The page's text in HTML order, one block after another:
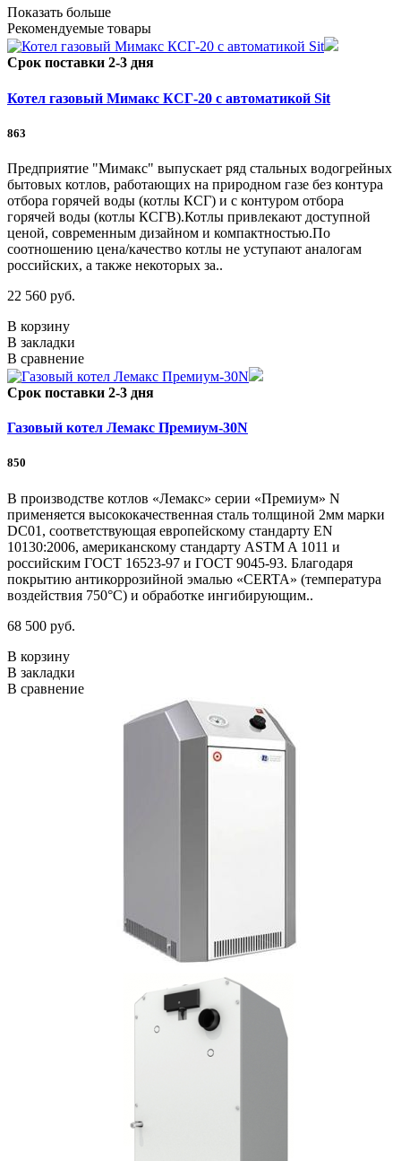
Показать больше
Рекомендуемые товары
Срок поставки 2-3 дня
Котел газовый Мимакс КСГ-20 с автоматикой Sit
863
Предприятие "Мимакс" выпускает ряд стальных водогрейных
бытовых котлов, работающих на природном газе без контура
отбора горячей воды (котлы КСГ) и с контуром отбора
горячей воды (котлы КСГВ).Котлы привлекают доступной
ценой, современным дизайном и компактностью.По
соотношению цена/качество котлы не уступают аналогам
российских, а также некоторых за..
22 560 руб.
В корзину
В закладки
В сравнение
Срок поставки 2-3 дня
Газовый котел Лемакс Премиум-30N
850
В производстве котлов «Лемакс» серии «Премиум» N
применяется высококачественная сталь толщиной 2мм марки
DC01, соответствующая европейскому стандарту EN
10130:2006, американскому стандарту ASTM A 1011 и
российским ГОСТ 16523-97 и ГОСТ 9045-93. Благодаря
покрытию антикоррозийной эмалью «CERTA» (температура
воздействия 750°С) и обработке ингибирующим..
68 500 руб.
В корзину
В закладки
В сравнение